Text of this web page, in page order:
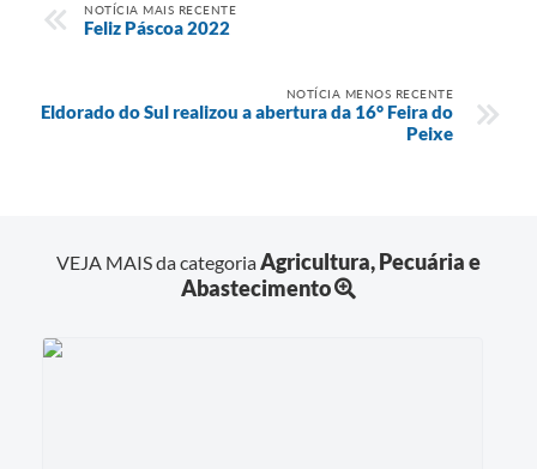
NOTÍCIA MAIS RECENTE
Feliz Páscoa 2022
NOTÍCIA MENOS RECENTE
Eldorado do Sul realizou a abertura da 16° Feira do
Peixe
VEJA MAIS da categoriaAgricultura, Pecuária e
Abastecimento